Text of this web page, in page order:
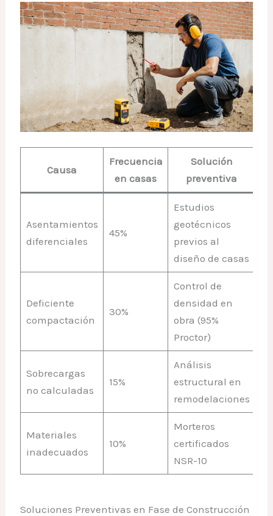
Causa
Frecuencia
en casas
Solución
preventiva
Asentamientos
diferenciales
45%
Estudios
geotécnicos
previos al
diseño de casas
Deficiente
compactación
30%
Control de
densidad en
obra (95%
Proctor)
Sobrecargas
no calculadas
15%
Análisis
estructural en
remodelaciones
Materiales
inadecuados
10%
Morteros
certificados
NSR-10
Soluciones Preventivas en Fase de Construcción